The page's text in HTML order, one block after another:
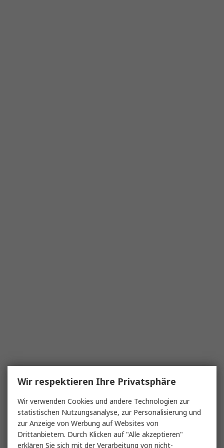
Wir respektieren Ihre Privatsphäre
Wir verwenden Cookies und andere Technologien zur
statistischen Nutzungsanalyse, zur Personalisierung und
zur Anzeige von Werbung auf Websites von
Drittanbietern. Durch Klicken auf "Alle akzeptieren"
erklären Sie sich mit der Verarbeitung von nicht-